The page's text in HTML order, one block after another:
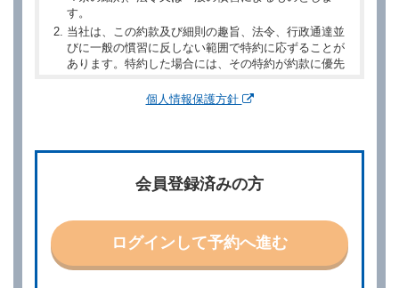
す。
当社は、この約款及び細則の趣旨、法令、行政通達並
びに一般の慣習に反しない範囲で特約に応ずることが
あります。特約した場合には、その特約が約款に優先
別に定める料金表等に同意のうえ、別に定める方法に
他の借受条件（以下「借受条件」といいます。）を明
示して予約の申込みを行うことができます。なお、当
社は、電話連絡並びに電子メールによる予約に応じま
個人情報保護方針
会員登録済みの方
ログインして予約へ進む